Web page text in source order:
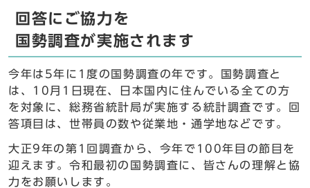
回答にご協力を
国勢調査が実施されます
今年は5年に1度の国勢調査の年です。国勢調査と
は、10月1日現在、日本国内に住んでいる全ての方
を対象に、総務省統計局が実施する統計調査です。回
答項目は、世帯員の数や従業地・通学地などです。
大正9年の第1回調査から、今年で100年目の節目を
迎えます。令和最初の国勢調査に、皆さんの理解と協
力をお願いします。